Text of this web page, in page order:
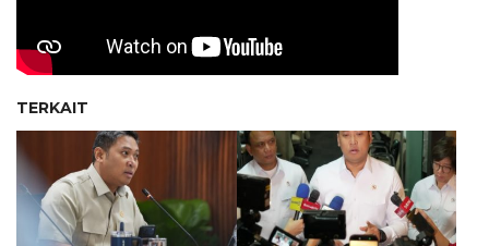
TERKAIT